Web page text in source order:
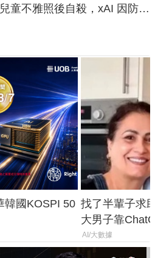
童不雅照後自殺，xAI 因防護
韓國KOSPI 50 找了半輩子求
大男子靠
年家人
AI/大數據